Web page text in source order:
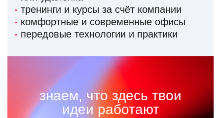
тренинги и курсы за счёт компании
комфортные и современные офисы
передовые технологии и практики
знаем, что здесь твои
идеи работают